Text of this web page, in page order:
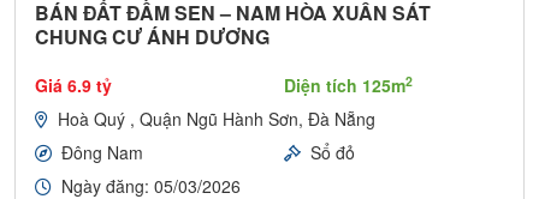
BÁN ĐẤT ĐẦM SEN – NAM HÒA XUÂN SÁT
CHUNG CƯ ÁNH DƯƠNG
Giá 6.9 tỷ Diện tích 125m2
Hoà Quý , Quận Ngũ Hành Sơn, Đà Nẵng
Đông Nam
Sổ đỏ
Ngày đăng: 05/03/2026